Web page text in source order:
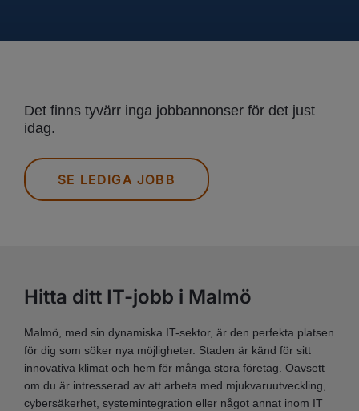
Det finns tyvärr inga jobbannonser för det just
idag.
SE LEDIGA JOBB
Hitta ditt IT-jobb i Malmö
Malmö, med sin dynamiska IT-sektor, är den perfekta platsen
för dig som söker nya möjligheter. Staden är känd för sitt
innovativa klimat och hem för många stora företag. Oavsett
om du är intresserad av att arbeta med mjukvaruutveckling,
cybersäkerhet, systemintegration eller något annat inom IT